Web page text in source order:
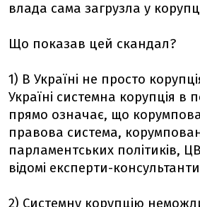
влада сама загрузла у
Що показав цей скандал?
1) В Україні не просто
Україні системна корупція в
прямо означає, що
правова система,
парламентських політиків,
відомі експерти-
2) Системну корупцію